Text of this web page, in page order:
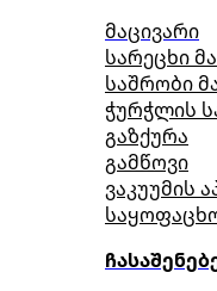
მაცივარი
სარეცხი
საშრობი
ჭურჭლის
გაზქურა
გამწოვი
ვაკუუმის